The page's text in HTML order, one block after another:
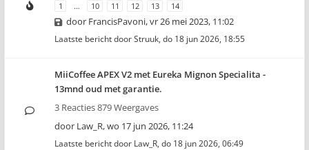
1 … 10 11 12 13 14
door FrancisPavoni,vr 26 mei 2023, 11:02
Laatste bericht doorStruuk, do 18 jun 2026, 18:55
MiiCoffee APEX V2 met Eureka Mignon Specialita -
13mnd oud met garantie.
3 Reacties 879 Weergaves
door Law_R,wo 17 jun 2026, 11:24
Laatste bericht door Law_R, do 18 jun 2026, 06:49